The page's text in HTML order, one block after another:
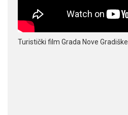
Turistički film Grada Nove Gradiške